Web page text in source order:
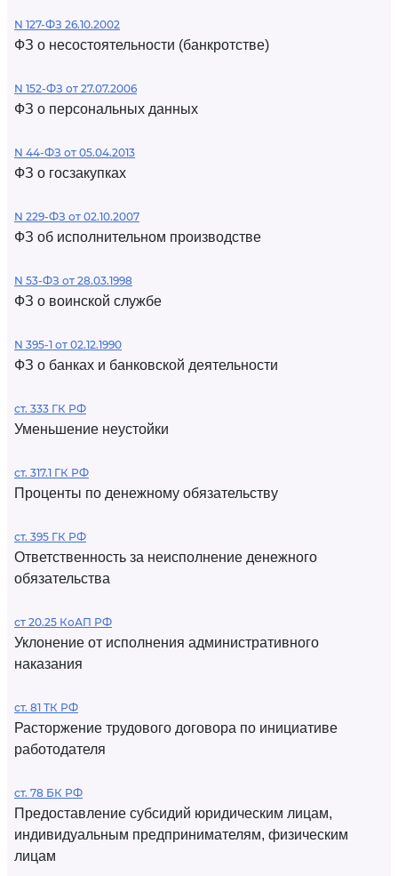
N 127-ФЗ 26.10.2002
ФЗ о несостоятельности (банкротстве)
N 152-ФЗ от 27.07.2006
ФЗ о персональных данных
N 44-ФЗ от 05.04.2013
ФЗ о госзакупках
N 229-ФЗ от 02.10.2007
ФЗ об исполнительном производстве
N 53-ФЗ от 28.03.1998
ФЗ о воинской службе
N 395-1 от 02.12.1990
ФЗ о банках и банковской деятельности
ст. 333 ГК РФ
Уменьшение неустойки
ст. 317.1 ГК РФ
Проценты по денежному обязательству
ст. 395 ГК РФ
Ответственность за неисполнение денежного
обязательства
ст 20.25 КоАП РФ
Уклонение от исполнения административного
наказания
ст. 81 ТК РФ
Расторжение трудового договора по инициативе
работодателя
ст. 78 БК РФ
Предоставление субсидий юридическим лицам,
индивидуальным предпринимателям, физическим
лицам